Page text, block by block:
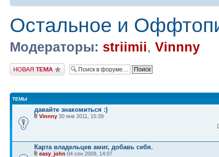
Остальное и
Модераторы: striimii, Vinnny
Новая тема
ТЕМЫ
давайте знакомиться :)
Vinnny 30 янв 2011, 15:39
Карта владельцев амиг, добавь себя.
easy_john 04 сен 2009, 14:07